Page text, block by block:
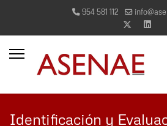
954 581 112
Identificación y
characters for results.